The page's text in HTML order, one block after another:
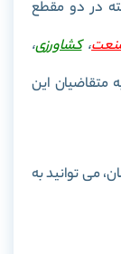
،کشاورزی،
متقاضیان این
های شان، می توانید به